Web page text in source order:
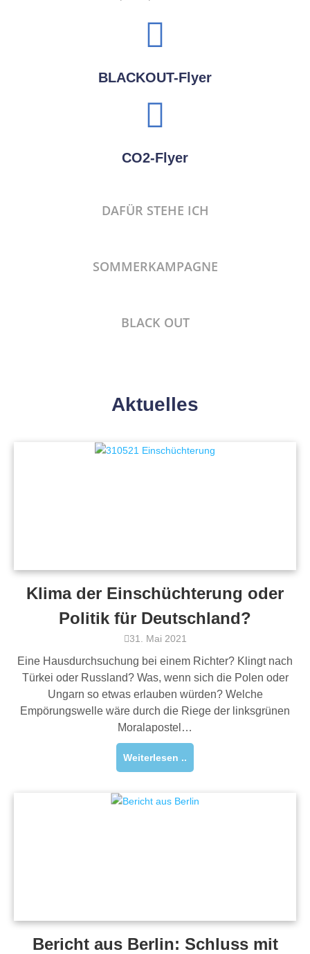
BLACKOUT-Flyer
CO2-Flyer
DAFÜR STEHE ICH
SOMMERKAMPAGNE
BLACK OUT
Aktuelles
Klima der Einschüchterung oder
Politik für Deutschland?
31. Mai 2021
Eine Hausdurchsuchung bei einem Richter? Klingt nach
Türkei oder Russland? Was, wenn sich die Polen oder
Ungarn so etwas erlauben würden? Welche
Empörungswelle wäre durch die Riege der linksgrünen
Moralapostel…
Weiterlesen ..
Bericht aus Berlin: Schluss mit